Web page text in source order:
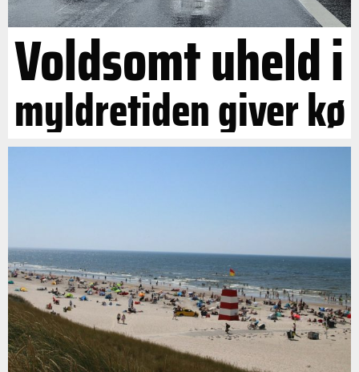
Voldsomt uheld i
myldretiden giver kø